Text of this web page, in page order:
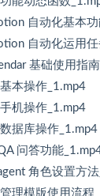
自动化基本功
自动化运用
基础使用指
本操作_1.mp4
机操作_1.mp4
据库操作_1.mp4
问答功能
角色设置方
理模版使用流程